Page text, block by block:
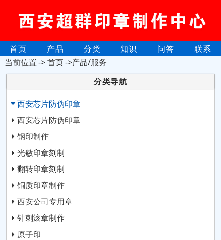
首页 产品 分类 知识 问答
联系
当前位置 ->首页->产品/服务
分类导航
西安芯片防伪印章
西安芯片防伪印章
钢印制作
光敏印章刻制
翻转印章刻制
铜质印章制作
西安公司专用章
针刺滚章制作
原子印